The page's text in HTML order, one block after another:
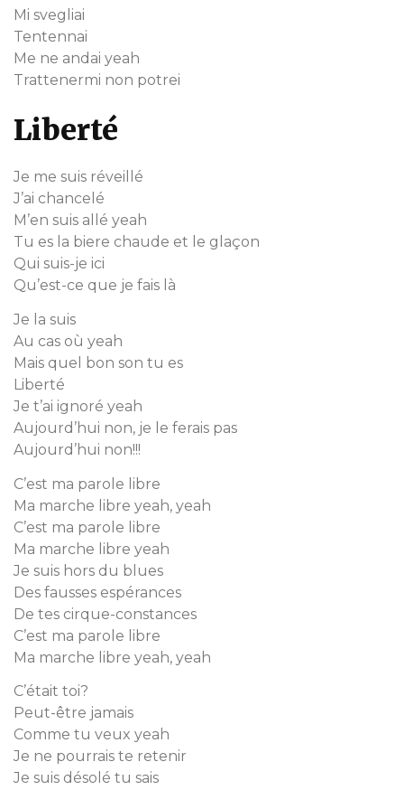
Mi svegliai
Tentennai
Me ne andai yeah
Trattenermi non potrei
Liberté
Je me suis réveillé
J’ai chancelé
M’en suis allé yeah
Tu es la biere chaude et le glaçon
Qui suis-je ici
Qu’est-ce que je fais là
Je la suis
Au cas où yeah
Mais quel bon son tu es
Liberté
Je t’ai ignoré yeah
Aujourd’hui non, je le ferais pas
Aujourd’hui non!!!
C’est ma parole libre
Ma marche libre yeah, yeah
C’est ma parole libre
Ma marche libre yeah
Je suis hors du blues
Des fausses espérances
De tes cirque-constances
C’est ma parole libre
Ma marche libre yeah, yeah
C’était toi?
Peut-être jamais
Comme tu veux yeah
Je ne pourrais te retenir
Je suis désolé tu sais